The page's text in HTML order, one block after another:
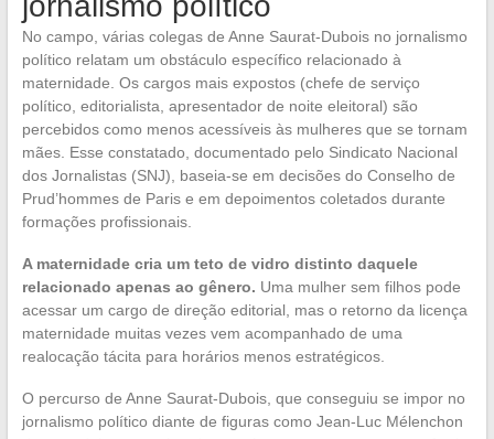
No campo, várias colegas de Anne Saurat-Dubois no jornalismo
político relatam um obstáculo específico relacionado à
maternidade. Os cargos mais expostos (chefe de serviço
político, editorialista, apresentador de noite eleitoral) são
percebidos como menos acessíveis às mulheres que se tornam
mães. Esse constatado, documentado pelo Sindicato Nacional
dos Jornalistas (SNJ), baseia-se em decisões do Conselho de
Prud’hommes de Paris e em depoimentos coletados durante
formações profissionais.
A maternidade cria um teto de vidro distinto daquele
relacionado apenas ao gênero. Uma mulher sem filhos pode
acessar um cargo de direção editorial, mas o retorno da licença
maternidade muitas vezes vem acompanhado de uma
realocação tácita para horários menos estratégicos.
O percurso de Anne Saurat-Dubois, que conseguiu se impor no
jornalismo político diante de figuras como Jean-Luc Mélenchon